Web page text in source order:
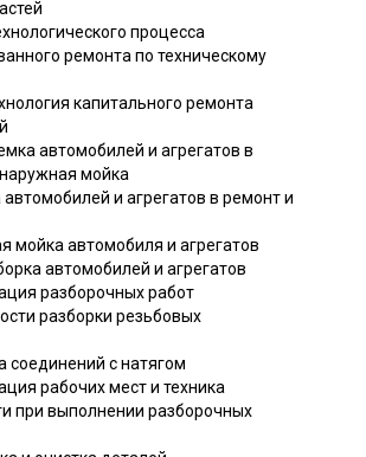
процесса
ремонта по техническому
капитального ремонта
автомобилей и агрегатов в
мойка
и агрегатов в ремонт и
мойка автомобиля и агрегатов
автомобилей и агрегатов
разборочных работ
разборки резьбовых
соединений с натягом
рабочих мест и техника
при выполнении разборочных